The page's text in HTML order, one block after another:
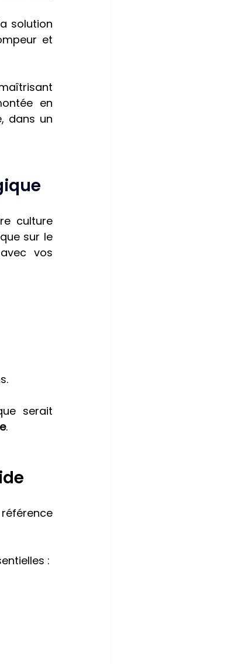
solution
et
en
dans un
culture
sur le
vos
serait
.
: